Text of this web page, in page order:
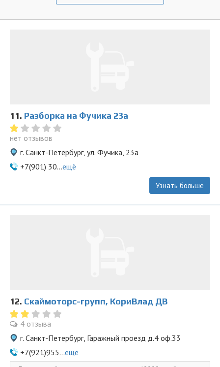
11. Разборка на Фучика 23а
нет отзывов
г. Санкт-Петербург, ул. Фучика, 23а
+7(901) 30...ещё
Узнать больше
12. Скаймоторс-групп, КориВлад ДВ
4 отзыва
г. Санкт-Петербург, Гаражный проезд д.4 оф.33
+7(921)955...ещё